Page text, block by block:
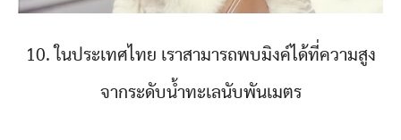
10. ในประเทศไทย เราสามารถพบมิงค์ได้ที่ความสูง
จากระดับน้ำทะเลนับพันเมตร